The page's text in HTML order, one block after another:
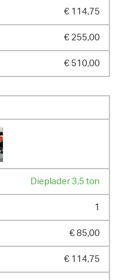
€ 114,75
€ 255,00
€ 510,00
Dieplader 3,5 ton
1
€ 85,00
€ 114,75